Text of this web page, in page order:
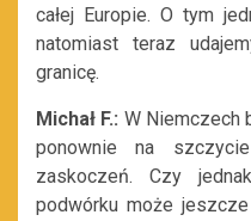
całej Europie. O tym
natomiast teraz
granicę.
Michał F.: W Niemczech
ponownie na
zaskoczeń. Czy
podwórku może